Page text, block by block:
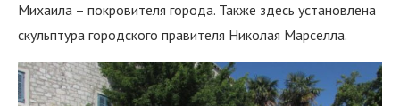
Михаила – покровителя города. Также здесь установлена
скульптура городского правителя Николая Марселла.